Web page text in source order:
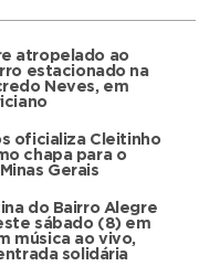
atropelado ao
estacionado na
Neves, em
oficializa Cleitinho
chapa para o
Gerais
do Bairro Alegre
sábado (8) em
música ao vivo,
solidária